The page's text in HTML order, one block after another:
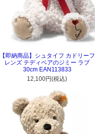
【即納商品】シュタイフ カドリーフ
レンズ テディベアのジミー ラブ
30cm EAN113833
12,100円(税込)